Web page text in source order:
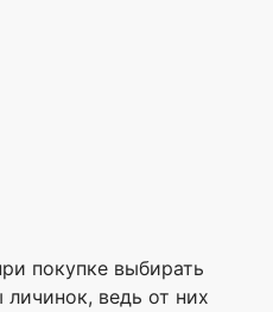
покупке выбирать
ведь от них